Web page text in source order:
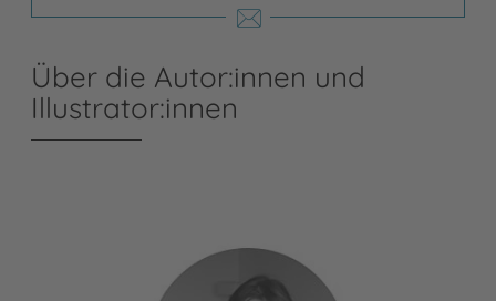
Über die Autor:innen und
Illustrator:innen